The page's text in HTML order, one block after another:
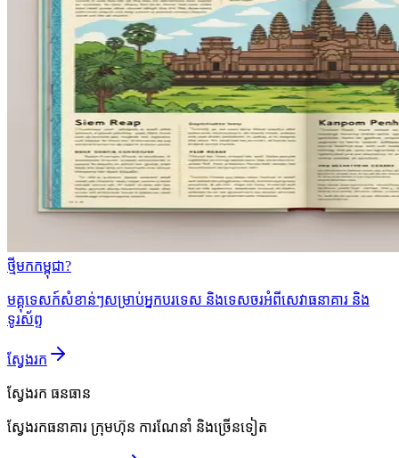
ថ្មីមកកម្ពុជា?
មគ្គុទេសក៍សំខាន់ៗសម្រាប់អ្នកបរទេស និងទេសចរអំពីសេវាធនាគារ និង
ទូរស័ព្ទ
ស្វែងរក
ស្វែងរក ធនធាន
ស្វែងរកធនាគារ ក្រុមហ៊ុន ការណែនាំ និងច្រើនទៀត